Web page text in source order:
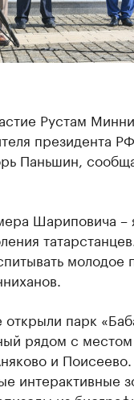
Рустам
президента
Паньшин,
Шариповича
молодое
парк
рядом с
и
интерактивные